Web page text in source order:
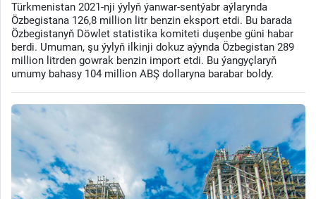
Türkmenistan 2021-nji ýylyň ýanwar-sentýabr aýlarynda
Özbegistana 126,8 million litr benzin eksport etdi. Bu barada
Özbegistanyň Döwlet statistika komiteti duşenbe güni habar
berdi. Umuman, şu ýylyň ilkinji dokuz aýynda Özbegistan 289
million litrden gowrak benzin import etdi. Bu ýangyçlaryň
umumy bahasy 104 million ABŞ dollaryna barabar boldy.